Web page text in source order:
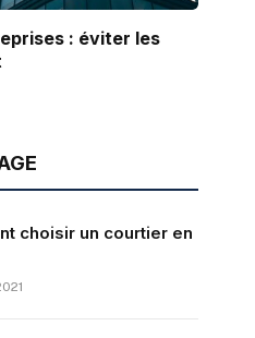
: éviter les
choisir un courtier en